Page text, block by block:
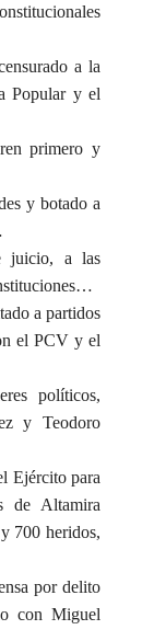
a la
Popular y el
primero y
y botado a
juicio, a las
a partidos
el PCV y el
políticos,
y Teodoro
Ejército para
de Altamira
700 heridos,
por delito
con Miguel